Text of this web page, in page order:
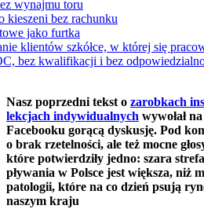
wynajmu toru
kieszeni bez rachunku
jako furtka
klientów szkółce, w której się
bez kwalifikacji i bez
Nasz poprzedni tekst o zarobkach
lekcjach indywidualnych wywołał
Facebooku gorącą dyskusję. Pod
o brak rzetelności, ale też mocne
które potwierdziły jedno: szara
pływania w Polsce jest większa, niż
patologii, które na co dzień psują
naszym kraju